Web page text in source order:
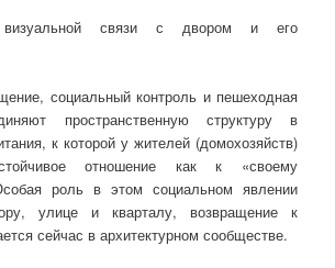
визуальной связи с двором и его
социальный контроль и пешеходная
пространственную структуру в
к которой у жителей (домохозяйств)
отношение как к «своему
роль в этом социальном явлении
улице и кварталу, возвращение к
сейчас в архитектурном сообществе.